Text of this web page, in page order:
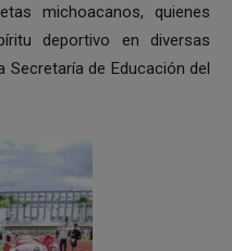
michoacanos, quienes
deportivo en diversas
de Educación del